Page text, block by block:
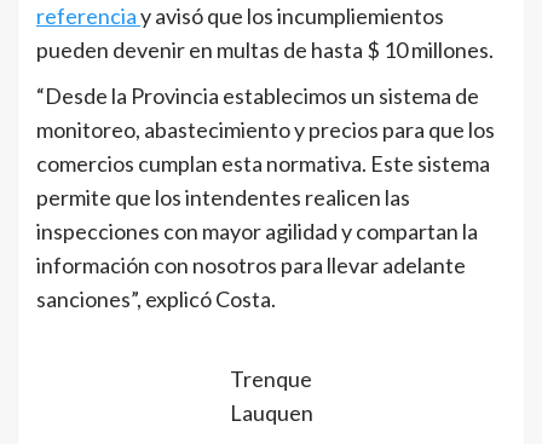
referenciay avisó que los incumpliemientos
pueden devenir en multas de hasta $ 10 millones.
“Desde la Provincia establecimos un sistema de
monitoreo, abastecimiento y precios para que los
comercios cumplan esta normativa. Este sistema
permite que los intendentes realicen las
inspecciones con mayor agilidad y compartan la
información con nosotros para llevar adelante
sanciones”, explicó Costa.
Trenque
Lauquen